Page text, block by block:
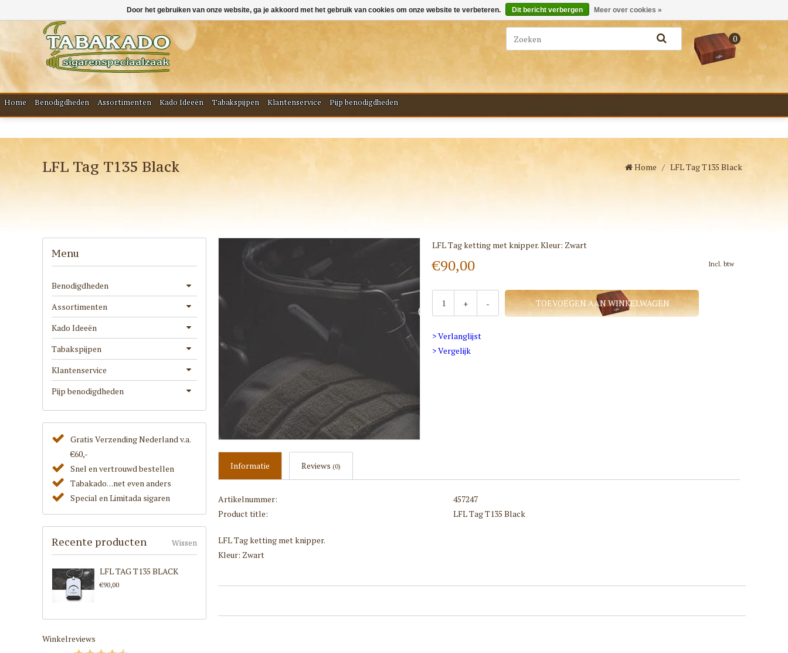
Merken Bestellen - €0,00
0
Home Benodigdheden Assortimenten Kado Ideeën Tabakspijpen Klantenservice Pijp benodigdheden
LFL Tag T135 Black Home / LFL Tag T135 Black
LFL Tag ketting met knipper. Kleur: Zwart
€90,00 Incl. btw
+ - TOEVOEGEN AAN WINKELWAGEN
> Verlanglijst
> Vergelijk
Informatie Reviews (0)
Artikelnummer:
457247
Product title:
LFL Tag T135 Black
LFL Tag ketting met knipper.
Kleur: Zwart
Menu
Benodigdheden
Assortimenten
Kado Ideeën
Tabakspijpen
Klantenservice
Pijp benodigdheden
Gratis Verzending Nederland v.a.
€60,-
Snel en vertrouwd bestellen
Tabakado. . .net even anders
Special en Limitada sigaren
Recente producten Wissen
LFL TAG T135 BLACK
€90,00
Winkelreviews
Door het gebruiken van onze website, ga je akkoord met het gebruik van cookies om onze website te verbeteren. Dit bericht verbergen Meer over cookies »